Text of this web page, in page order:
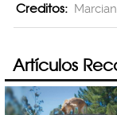
Creditos:
Artículos